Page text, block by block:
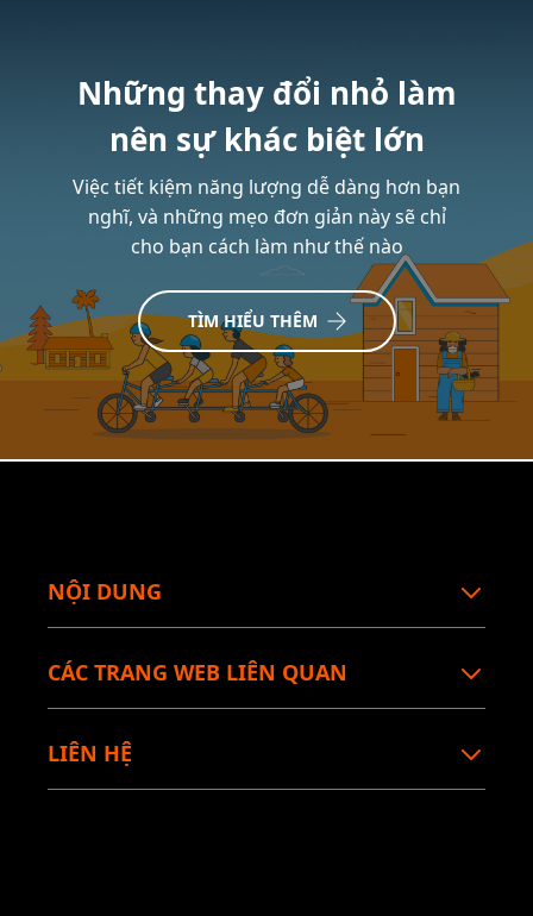
Những thay đổi nhỏ làm
nên sự khác biệt lớn
Việc tiết kiệm năng lượng dễ dàng hơn bạn
nghĩ, và những mẹo đơn giản này sẽ chỉ
cho bạn cách làm như thế nào
TÌM HIỂU THÊM
NỘI DUNG
CÁC TRANG WEB LIÊN QUAN
LIÊN HỆ